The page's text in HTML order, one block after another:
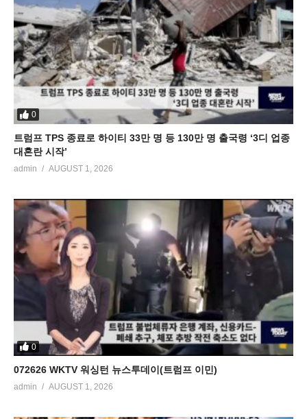
0
트럼프 TPS 종료로 하이티 33만 명 등 130만 명 출국령 ‘3디 업종
대혼란 시작’
admin AUGUST 1, 2026
0
072626 WKTV 워싱턴 뉴스투데이(트럼프 이민)
admin AUGUST 1, 2026